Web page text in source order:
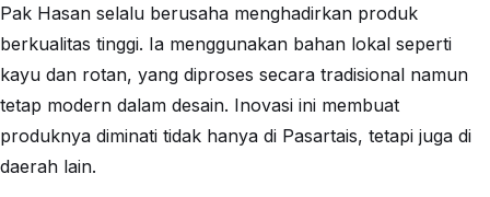
Pak Hasan selalu berusaha menghadirkan produk
berkualitas tinggi. Ia menggunakan bahan lokal seperti
kayu dan rotan, yang diproses secara tradisional namun
tetap modern dalam desain. Inovasi ini membuat
produknya diminati tidak hanya di Pasartais, tetapi juga di
daerah lain.